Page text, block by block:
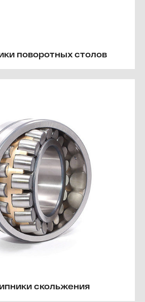
поворотных столов
скольжения